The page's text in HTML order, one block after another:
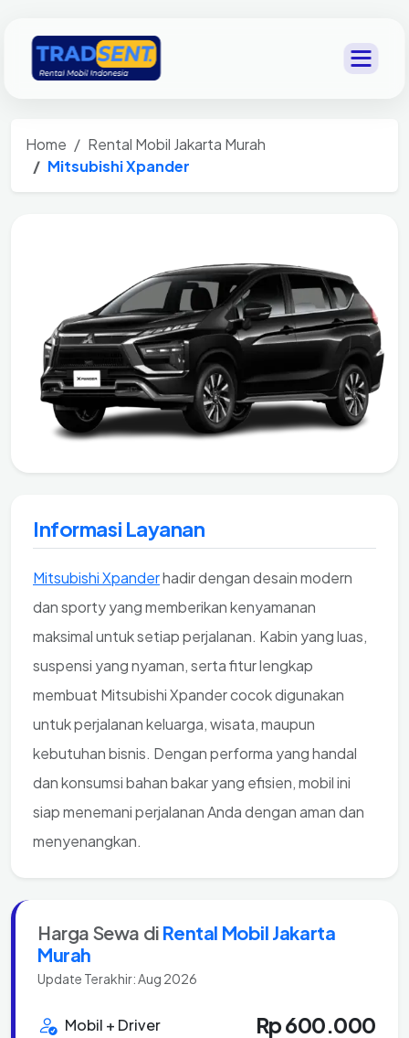
Home
Rental Mobil Jakarta Murah
Mitsubishi Xpander
Informasi Layanan
Mitsubishi Xpanderhadir dengan desain modern
dan sporty yang memberikan kenyamanan
maksimal untuk setiap perjalanan. Kabin yang luas,
suspensi yang nyaman, serta fitur lengkap
membuat Mitsubishi Xpander cocok digunakan
untuk perjalanan keluarga, wisata, maupun
kebutuhan bisnis. Dengan performa yang handal
dan konsumsi bahan bakar yang efisien, mobil ini
siap menemani perjalanan Anda dengan aman dan
menyenangkan.
Harga Sewa di Rental Mobil Jakarta
Murah
Update Terakhir: Aug 2026
Mobil + Driver Rp 600.000